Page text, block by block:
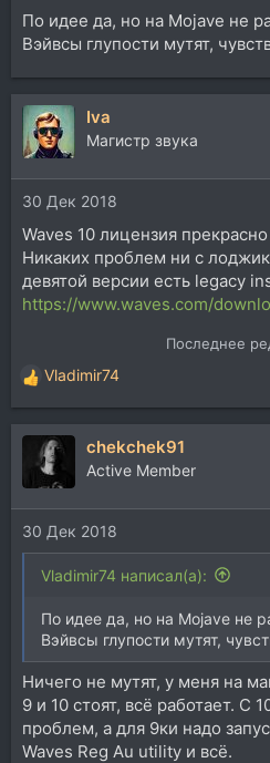
По идее да, но на Mojave не
Вэйвсы глупости мутят,
Iva
Магистр звука
30 Дек 2018
Waves 10 лицензия
Никаких проблем ни с
девятой версии есть legacy
https://www.waves.com/
Последнее
Р
е
а
и
и
:
Vladimir74
chekchek91
Active Member
30 Дек 2018
Vladimir74 написал(а):
По идее да, но на Mojave не
Вэйвсы глупости мутят,
Ничего не мутят, у меня на
9 и 10 стоят, всё работает. С
проблем, а для 9ки надо
Waves Reg Au utility и всё.